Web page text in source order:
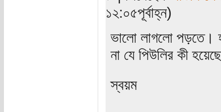
১২:০৫পূর্বাহ্ন)
ভালো লাগলো পড়তে।
না যে পিউলির কী
স্বয়ম